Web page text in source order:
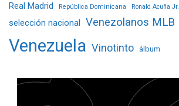
Real Madrid República Dominicana Ronald Acuña Jr.
selección nacional Venezolanos MLB
Venezuela Vinotinto álbum